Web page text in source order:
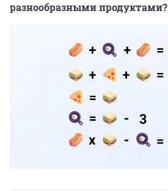
разнообразными продуктами?